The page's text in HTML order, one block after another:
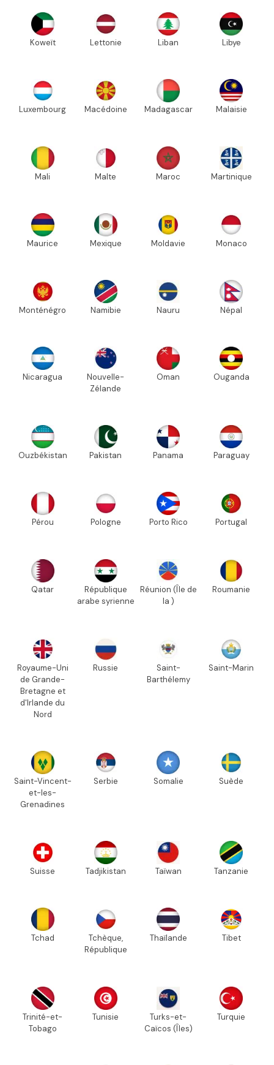
Koweït Lettonie Liban Libye
Luxembourg Macédoine Madagascar Malaisie
Mali Malte Maroc Martinique
Maurice Mexique Moldavie Monaco
Monténégro Namibie Nauru Népal
Nicaragua
Nouvelle-
Zélande
Oman Ouganda
Ouzbékistan Pakistan Panama Paraguay
Pérou Pologne Porto Rico Portugal
Qatar
République
arabe syrienne
Réunion (Île de
la )
Roumanie
Royaume-Uni
de Grande-
Bretagne et
d'Irlande du
Nord
Russie
Saint-
Barthélemy
Saint-Marin
Saint-Vincent-
et-les-
Grenadines
Serbie Somalie Suède
Suisse Tadjikistan Taïwan Tanzanie
Tchad
Tchèque,
République
Thaïlande Tibet
Trinité-et-
Tobago
Tunisie
Turks-et-
Caïcos (Îles)
Turquie